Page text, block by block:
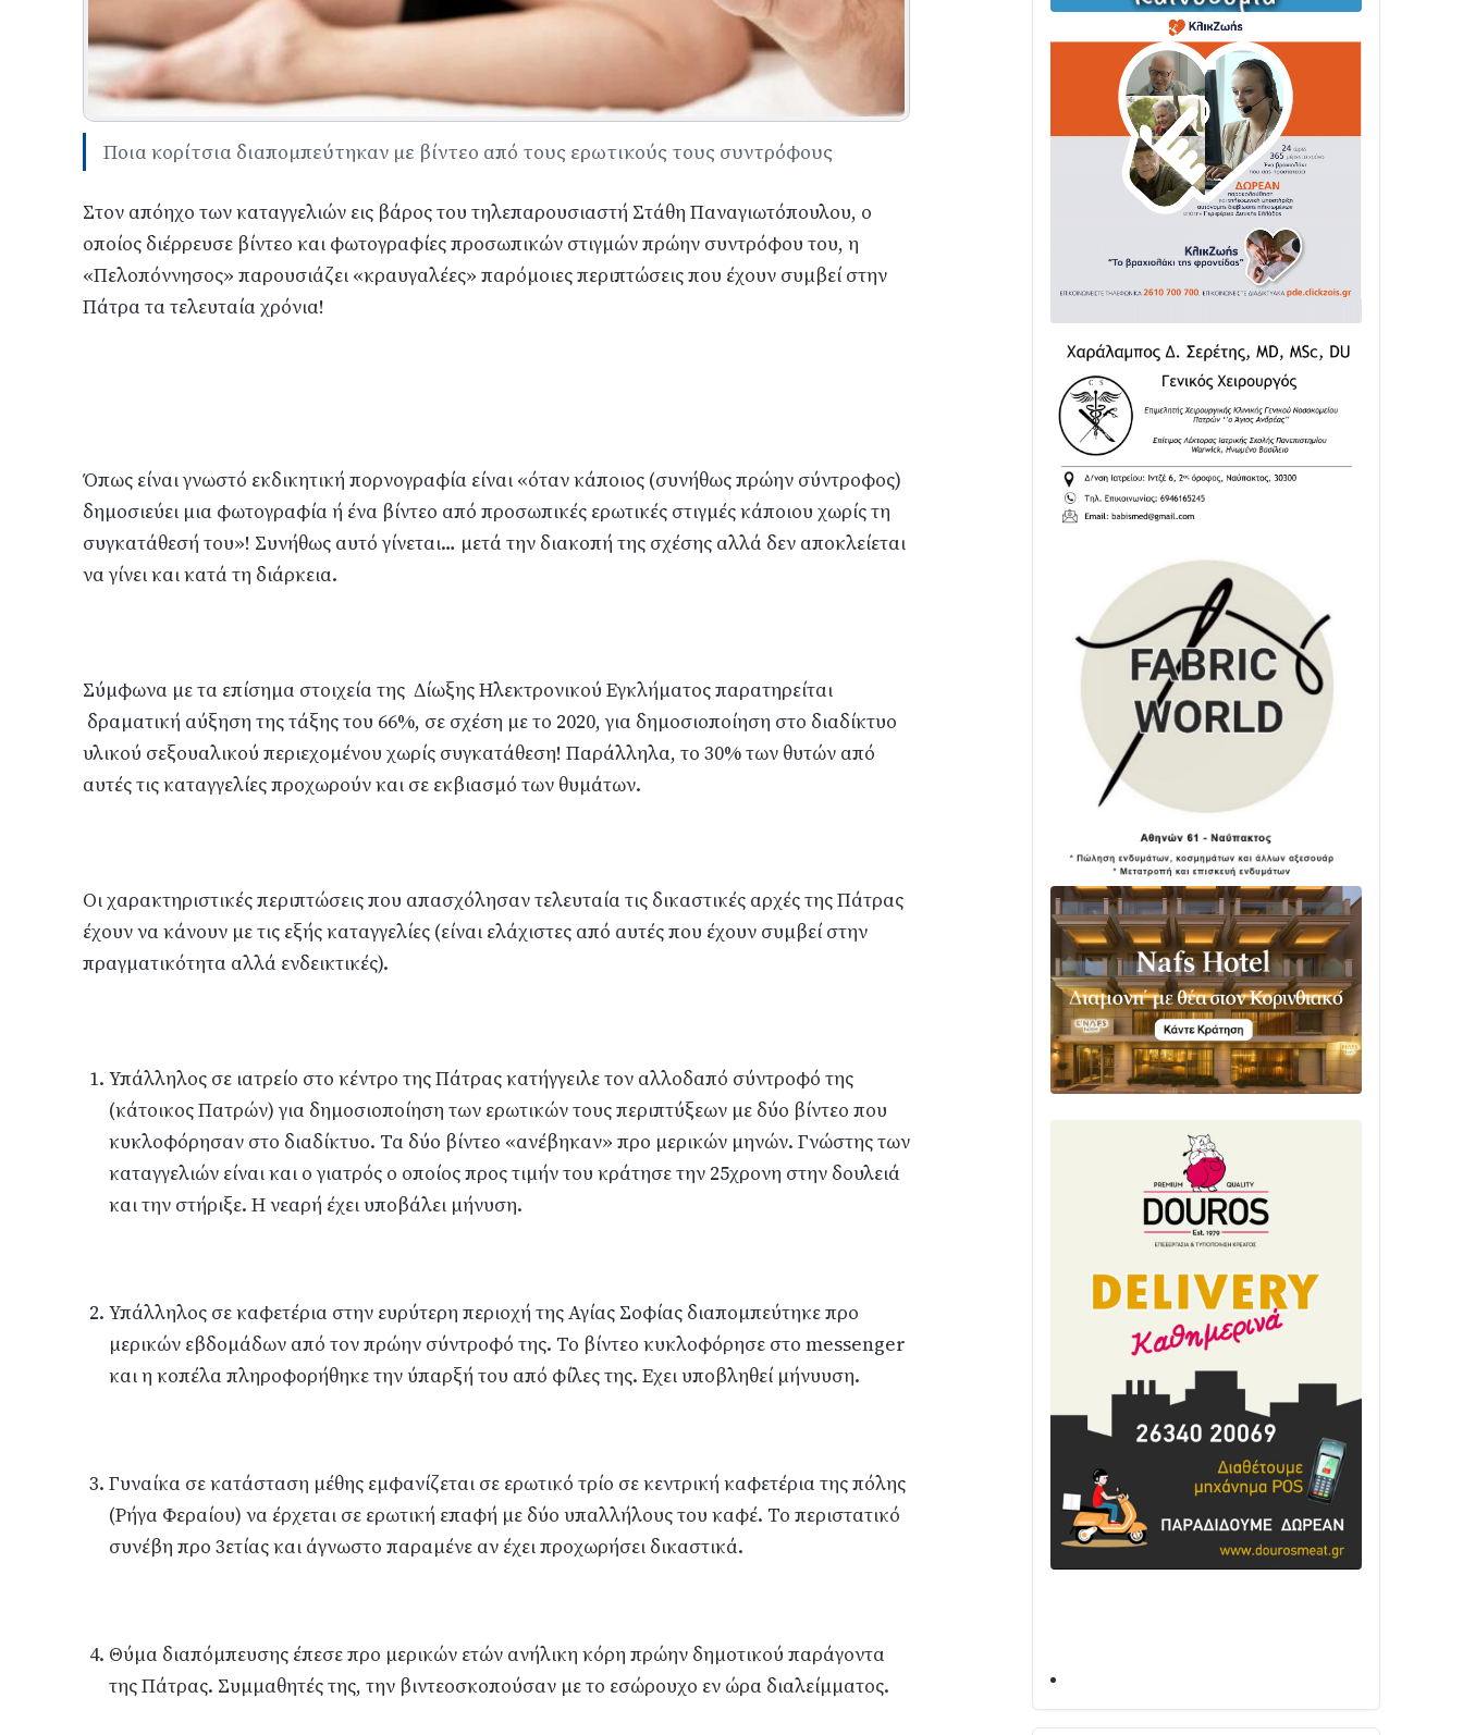
Ποια κορίτσια διαπομπεύτηκαν με βίντεο από τους ερωτικούς τους συντρόφους
Στον απόηχο των καταγγελιών εις βάρος του τηλεπαρουσιαστή Στάθη Παναγιωτόπουλου, ο
οποίος διέρρευσε βίντεο και φωτογραφίες προσωπικών στιγμών πρώην συντρόφου του, η
«Πελοπόννησος» παρουσιάζει «κραυγαλέες» παρόμοιες περιπτώσεις που έχουν συμβεί στην
Πάτρα τα τελευταία χρόνια!
Όπως είναι γνωστό εκδικητική πορνογραφία είναι «όταν κάποιος (συνήθως πρώην σύντροφος)
δημοσιεύει μια φωτογραφία ή ένα βίντεο από προσωπικές ερωτικές στιγμές κάποιου χωρίς τη
συγκατάθεσή του»! Συνήθως αυτό γίνεται… μετά την διακοπή της σχέσης αλλά δεν αποκλείεται
να γίνει και κατά τη διάρκεια.
Σύμφωνα με τα επίσημα στοιχεία της Δίωξης Ηλεκτρονικού Εγκλήματος παρατηρείται
δραματική αύξηση της τάξης του 66%, σε σχέση με το 2020, για δημοσιοποίηση στο διαδίκτυο
υλικού σεξουαλικού περιεχομένου χωρίς συγκατάθεση! Παράλληλα, το 30% των θυτών από
αυτές τις καταγγελίες προχωρούν και σε εκβιασμό των θυμάτων.
Οι χαρακτηριστικές περιπτώσεις που απασχόλησαν τελευταία τις δικαστικές αρχές της Πάτρας
έχουν να κάνουν με τις εξής καταγγελίες (είναι ελάχιστες από αυτές που έχουν συμβεί στην
πραγματικότητα αλλά ενδεικτικές).
Υπάλληλος σε ιατρείο στο κέντρο της Πάτρας κατήγγειλε τον αλλοδαπό σύντροφό της
(κάτοικος Πατρών) για δημοσιοποίηση των ερωτικών τους περιπτύξεων με δύο βίντεο που
κυκλοφόρησαν στο διαδίκτυο. Τα δύο βίντεο «ανέβηκαν» προ μερικών μηνών. Γνώστης των
καταγγελιών είναι και ο γιατρός ο οποίος προς τιμήν του κράτησε την 25χρονη στην δουλειά
και την στήριξε. Η νεαρή έχει υποβάλει μήνυση.
Υπάλληλος σε καφετέρια στην ευρύτερη περιοχή της Αγίας Σοφίας διαπομπεύτηκε προ
μερικών εβδομάδων από τον πρώην σύντροφό της. Το βίντεο κυκλοφόρησε στο messenger
και η κοπέλα πληροφορήθηκε την ύπαρξή του από φίλες της. Εχει υποβληθεί μήνυυση.
Γυναίκα σε κατάσταση μέθης εμφανίζεται σε ερωτικό τρίο σε κεντρική καφετέρια της πόλης
(Ρήγα Φεραίου) να έρχεται σε ερωτική επαφή με δύο υπαλλήλους του καφέ. Το περιστατικό
συνέβη προ 3ετίας και άγνωστο παραμένε αν έχει προχωρήσει δικαστικά.
Θύμα διαπόμπευσης έπεσε προ μερικών ετών ανήλικη κόρη πρώην δημοτικού παράγοντα
της Πάτρας. Συμμαθητές της, την βιντεοσκοπούσαν με το εσώρουχο εν ώρα διαλείμματος.